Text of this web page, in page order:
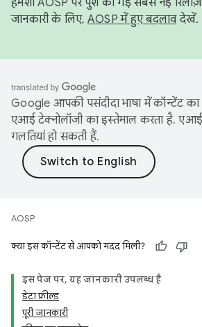
हमेशा AOSP पर पुश की गई सबसे नई
जानकारी के लिए, AOSP में हुए बदलावदेखें.
Google आपकी पसंदीदा भाषा में कॉन्टेंट
एआई टेक्नोलॉजी का इस्तेमाल करता है.
गलतियां हो सकती हैं.
AOSP
क्या इस कॉन्टेंट से आपको मदद मिली?
इस पेज पर, यह जानकारी उपलब्ध है
डेटा फ़ील्ड
पूरी जानकारी